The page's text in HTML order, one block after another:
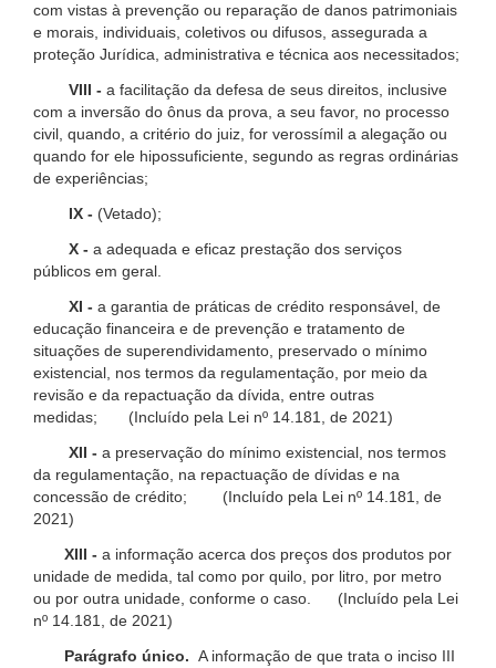
com vistas à prevenção ou reparação de danos patrimoniais
e morais, individuais, coletivos ou difusos, assegurada a
proteção Jurídica, administrativa e técnica aos necessitados;
VIII - a facilitação da defesa de seus direitos, inclusive
com a inversão do ônus da prova, a seu favor, no processo
civil, quando, a critério do juiz, for verossímil a alegação ou
quando for ele hipossuficiente, segundo as regras ordinárias
de experiências;
IX - (Vetado);
X - a adequada e eficaz prestação dos serviços
públicos em geral.
XI - a garantia de práticas de crédito responsável, de
educação financeira e de prevenção e tratamento de
situações de superendividamento, preservado o mínimo
existencial, nos termos da regulamentação, por meio da
revisão e da repactuação da dívida, entre outras
medidas; (Incluído pela Lei nº 14.181, de 2021)
XII - a preservação do mínimo existencial, nos termos
da regulamentação, na repactuação de dívidas e na
concessão de crédito; (Incluído pela Lei nº 14.181, de
2021)
XIII - a informação acerca dos preços dos produtos por
unidade de medida, tal como por quilo, por litro, por metro
ou por outra unidade, conforme o caso. (Incluído pela Lei
nº 14.181, de 2021)
Parágrafo único. A informação de que trata o inciso III